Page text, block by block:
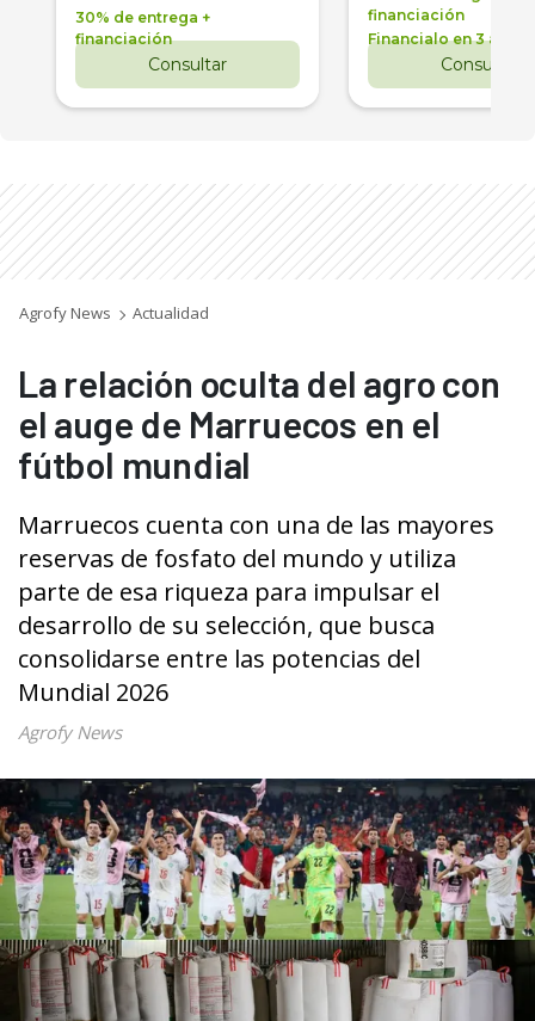
30% de entrega +
financiación
Consultar
financiación
Financialo en 3 años
Consultar
Agrofy News Actualidad
La relación oculta del agro con
el auge de Marruecos en el
fútbol mundial
Marruecos cuenta con una de las mayores
reservas de fosfato del mundo y utiliza
parte de esa riqueza para impulsar el
desarrollo de su selección, que busca
consolidarse entre las potencias del
Mundial 2026
Agrofy News